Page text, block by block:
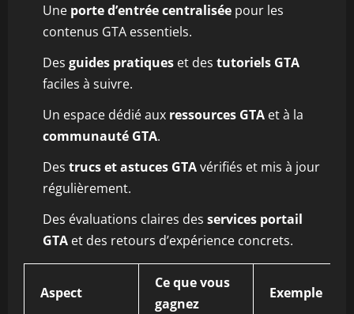
Une porte d’entrée centralisée pour les
contenus GTA essentiels.
Des guides pratiques et des tutoriels GTA
faciles à suivre.
Un espace dédié aux ressources GTA et à la
communauté GTA.
Des trucs et astuces GTAvérifiés et mis à jour
régulièrement.
Des évaluations claires des services portail
GTA et des retours d’expérience concrets.
Aspect
Ce que vous
gagnez
Exemple